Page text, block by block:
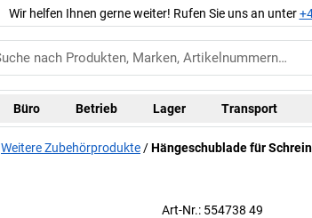
Wir helfen Ihnen gerne weiter! Rufen Sie uns an unter
Büro Betrieb Lager Transport
Weitere Zubehörprodukte Hängeschublade für
Art-Nr.: 554738 49